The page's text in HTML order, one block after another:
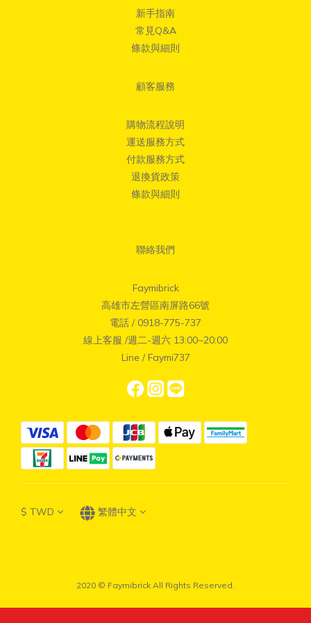
新手指南
常見Q&A
條款與細則
顧客服務
購物流程說明
運送服務方式
付款服務方式
退換貨政策
條款與細則
聯絡我們
Faymibrick
高雄市左營區南屏路66號
電話 / 0918-775-737
線上客服 /週二-週六 13:00~20:00
Line / Faymi737
$ TWD 繁體中文
2020 © Faymibrick All Rights Reserved.